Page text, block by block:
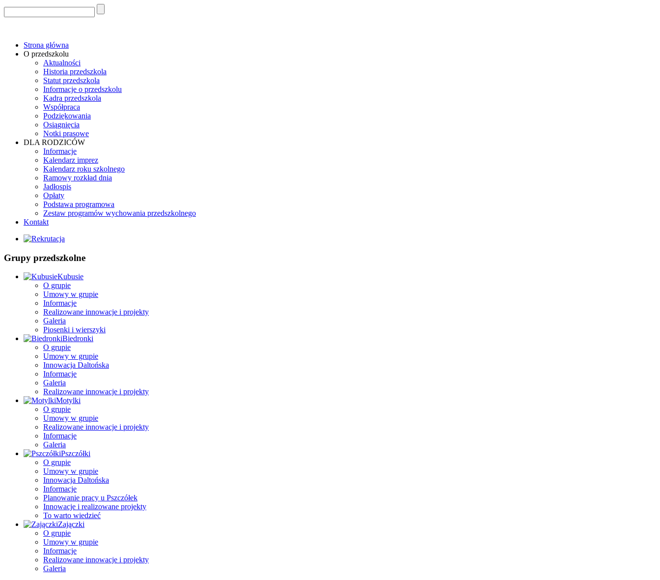
Strona główna
O przedszkolu
Aktualności
Historia przedszkola
Statut przedszkola
Informacje o przedszkolu
Kadra przedszkola
Współpraca
Podziękowania
Osiągnięcia
Notki prasowe
DLA RODZICÓW
Informacje
Kalendarz imprez
Kalendarz roku szkolnego
Ramowy rozkład dnia
Jadłospis
Opłaty
Podstawa programowa
Zestaw programów wychowania przedszkolnego
Kontakt
Grupy przedszkolne
Kubusie
O grupie
Umowy w grupie
Informacje
Realizowane innowacje i projekty
Galeria
Piosenki i wierszyki
Biedronki
O grupie
Umowy w grupie
Innowacja Daltońska
Informacje
Galeria
Realizowane innowacje i projekty
Motylki
O grupie
Umowy w grupie
Realizowane innowacje i projekty
Informacje
Galeria
Pszczółki
O grupie
Umowy w grupie
Innowacja Daltońska
Informacje
Planowanie pracy u Pszczółek
Innowacje i realizowane projekty
To warto wiedzieć
Zajączki
O grupie
Umowy w grupie
Informacje
Realizowane innowacje i projekty
Galeria